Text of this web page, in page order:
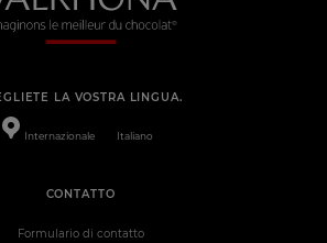
LA VOSTRA LINGUA.
Internazionale Italiano
CONTATTO
Formulario di contatto